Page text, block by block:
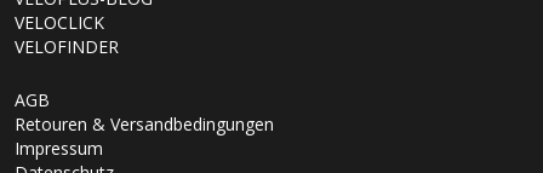
VELOCLICK
VELOFINDER
AGB
Retouren & Versandbedingungen
Impressum